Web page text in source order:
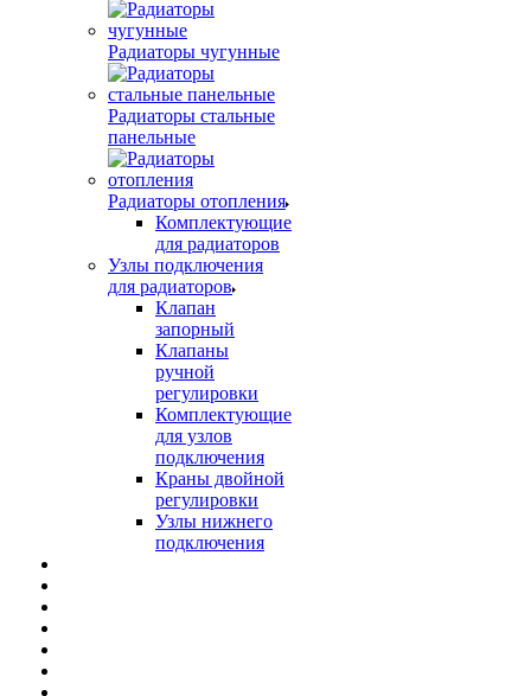
Радиаторы чугунные
Радиаторы стальные
панельные
Радиаторы отопления
Комплектующие
для радиаторов
Узлы подключения
для радиаторов
Клапан
запорный
Клапаны
ручной
регулировки
Комплектующие
для узлов
подключения
Краны двойной
регулировки
Узлы нижнего
подключения